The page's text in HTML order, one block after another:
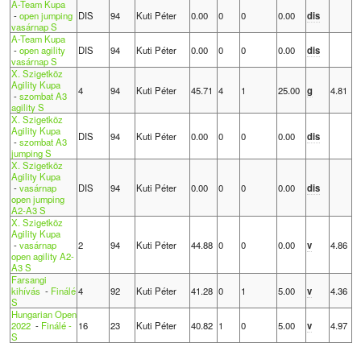
A-Team Kupa
-open jumping
vasárnap S
DIS 94 Kuti Péter 0.00 0 0 0.00
dis
A-Team Kupa
-open agility
vasárnap S
DIS 94 Kuti Péter 0.00 0 0 0.00
dis
X. Szigetköz
Agility Kupa
-szombat A3
agility S
4 94 Kuti Péter 45.71 4 1 25.00 g 4.81
X. Szigetköz
Agility Kupa
-szombat A3
jumping S
DIS 94 Kuti Péter 0.00 0 0 0.00 dis
X. Szigetköz
Agility Kupa
-vasárnap
open jumping
A2-A3 S
DIS 94 Kuti Péter 0.00 0 0 0.00 dis
X. Szigetköz
Agility Kupa
-vasárnap
open agility A2-
A3 S
2 94 Kuti Péter 44.88 0 0 0.00 v 4.86
Farsangi
kihívás- Finálé
S
4 92 Kuti Péter 41.28 0 1 5.00 v
4.36
Hungarian Open
2022- Finálé -
S
16 23 Kuti Péter 40.82 1 0 5.00 v
4.97